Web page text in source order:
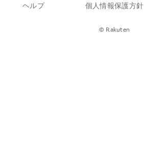
ヘルプ 個人情報保護方針
© Rakuten